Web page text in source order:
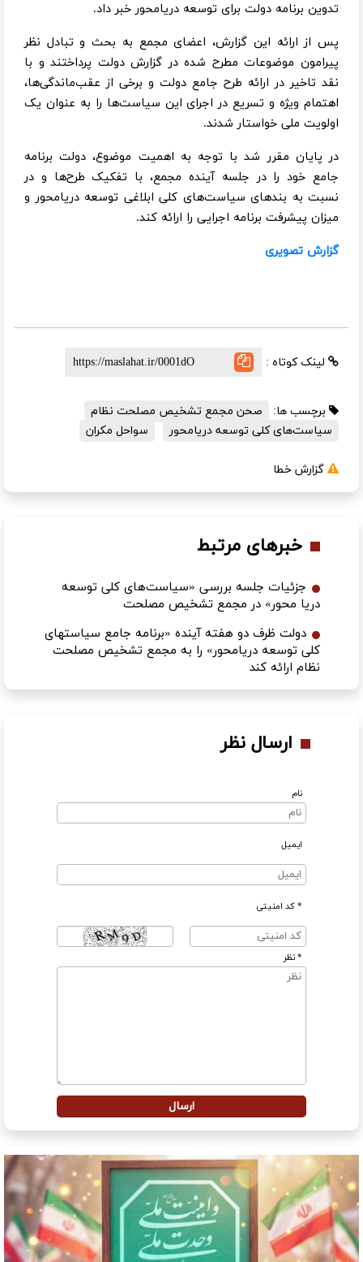
تدوین برنامه دولت برای توسعه دریامحور خبر داد.
پس از ارائه این گزارش، اعضای مجمع به بحث و تبادل نظر
پیرامون موضوعات مطرح شده در گزارش دولت پرداختند و با
نقد تاخیر در ارائه طرح جامع دولت و برخی از عقب‌ماندگی‌ها،
اهتمام ویژه و تسریع در اجرای این سیاست‌ها را به عنوان یک
اولویت ملی خواستار شدند.
در پایان مقرر شد با توجه به اهمیت موضوع، دولت برنامه
جامع خود را در جلسه آینده مجمع، با تفکیک طرح‌ها و در
نسبت به بندهای سیاست‌های کلی ابلاغی توسعه دریامحور و
میزان پیشرفت برنامه اجرایی را ارائه کند.
گزارش تصویری
لینک کوتاه :
برچسب ها:
صحن مجمع تشخیص مصلحت نظام
سیاست‌های کلی توسعه دریامحور
سواحل مکران
گزارش خطا
خبرهای مرتبط
جزئیات جلسه بررسی «سیاست‌های کلی توسعه
دریا محور» در مجمع تشخیص مصلحت
دولت ظرف دو هفته آینده «برنامه جامع سیاستهای
کلی توسعه دریامحور» را به مجمع تشخیص مصلحت
نظام ارائه کند
ارسال نظر
نام
ایمیل
* کد امنیتی
* نظر